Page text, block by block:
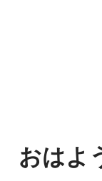
おはよ